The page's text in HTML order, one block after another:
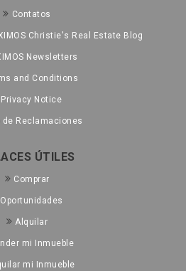
Contatos
Christie's Real Estate Blog
Newsletters
and Conditions
Privacy Notice
de Reclamaciones
ÚTILES
Comprar
Oportunidades
Alquilar
mi Inmueble
mi Inmueble